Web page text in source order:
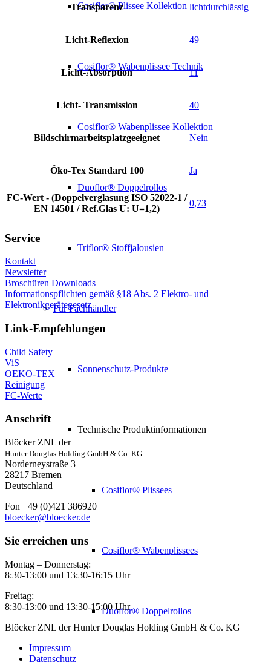
Cosiflor® Plissee Kollektion
Cosiflor® Wabenplissee Technik
Cosiflor® Wabenplissee Kollektion
Duoflor® Doppelrollos
Triflor® Stoffjalousien
Für Fachhändler
Sonnenschutz-Produkte
Technische Produktinformationen
Cosiflor® Plissees
Cosiflor® Wabenplissees
Duoflor® Doppelrollos
Transparenz lichtdurchlässig
Licht-Reflexion 49
Licht-Absorption 11
Licht- Transmission 40
Bildschirmarbeitsplatzgeeignet Nein
Öko-Tex Standard 100 Ja
FC-Wert - (Doppelverglasung ISO 52022-1 /
EN 14501 / Ref.Glas U: U=1,2)
0,73
Service
Kontakt
Newsletter
Broschüren Downloads
Informationspflichten gemäß §18 Abs. 2 Elektro- und
Elektronikgerätegesetz
Link-Empfehlungen
Child Safety
ViS
OEKO-TEX
Reinigung
FC-Werte
Anschrift
Blöcker ZNL der
Hunter Douglas Holding GmbH & Co. KG
Norderneystraße 3
28217 Bremen
Deutschland
Fon +49 (0)421 386920
bloecker@bloecker.de
Sie erreichen uns
Montag – Donnerstag:
8:30-13:00 und 13:30-16:15 Uhr
Freitag:
8:30-13:00 und 13:30-15:00 Uhr
Blöcker ZNL der Hunter Douglas Holding GmbH & Co. KG
Impressum
Datenschutz